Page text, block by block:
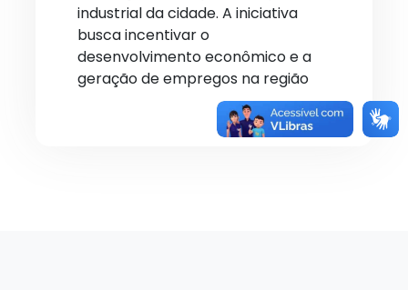
industrial da cidade. A iniciativa
busca incentivar o
desenvolvimento econômico e a
geração de empregos na região